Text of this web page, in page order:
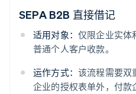
SEPA B2B 直接借记
适用对象： 仅限企业实体
普通个人客户收款。
运作方式： 该流程需要双
企业的授权表单外，付款